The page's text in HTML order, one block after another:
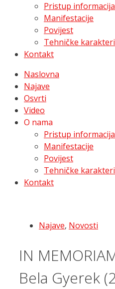
Pristup
Manifestacije
Povijest
Tehničke
Kontakt
Naslovna
Najave
Osvrti
Video
O nama
Pristup
Manifestacije
Povijest
Tehničke
Kontakt
Najave, Novosti
IN
Bela Gyerek